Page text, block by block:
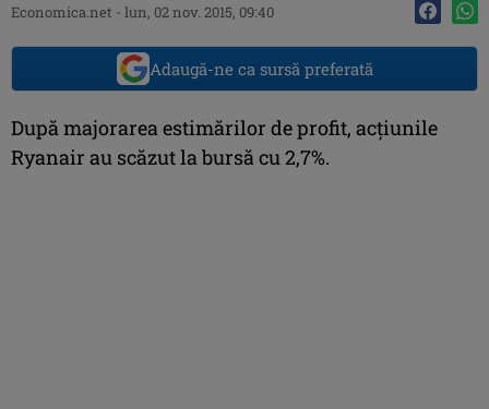
Economica.net - lun, 02 nov. 2015, 09:40
Adaugă-ne ca sursă preferată
După majorarea estimărilor de profit, acţiunile
Ryanair au scăzut la bursă cu 2,7%.